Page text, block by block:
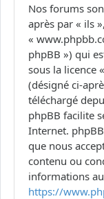
Nos forums
après par « ils
«
phpBB ») qui
sous la licence «
(désigné ci-
téléchargé
phpBB facilite
Internet.
que nous
contenu ou
informations
https://